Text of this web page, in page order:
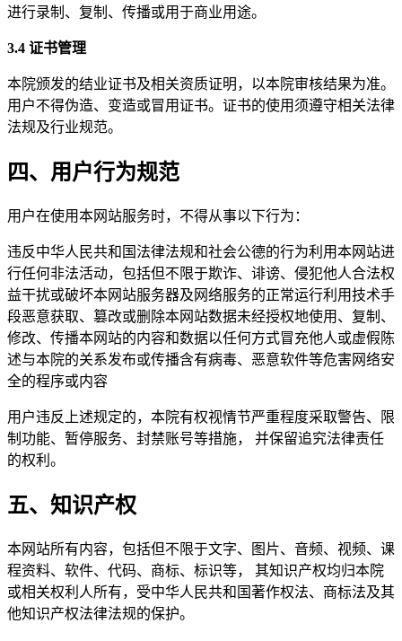
进行录制、复制、传播或用于商业用途。
3.4 证书管理
本院颁发的结业证书及相关资质证明，以本院审核结果为准。
用户不得伪造、变造或冒用证书。证书的使用须遵守相关法律
法规及行业规范。
四、用户行为规范
用户在使用本网站服务时，不得从事以下行为：
违反中华人民共和国法律法规和社会公德的行为利用本网站进
行任何非法活动，包括但不限于欺诈、诽谤、侵犯他人合法权
益干扰或破坏本网站服务器及网络服务的正常运行利用技术手
段恶意获取、篡改或删除本网站数据未经授权地使用、复制、
修改、传播本网站的内容和数据以任何方式冒充他人或虚假陈
述与本院的关系发布或传播含有病毒、恶意软件等危害网络安
全的程序或内容
用户违反上述规定的，本院有权视情节严重程度采取警告、限
制功能、暂停服务、封禁账号等措施， 并保留追究法律责任
的权利。
五、知识产权
本网站所有内容，包括但不限于文字、图片、音频、视频、课
程资料、软件、代码、商标、标识等， 其知识产权均归本院
或相关权利人所有，受中华人民共和国著作权法、商标法及其
他知识产权法律法规的保护。